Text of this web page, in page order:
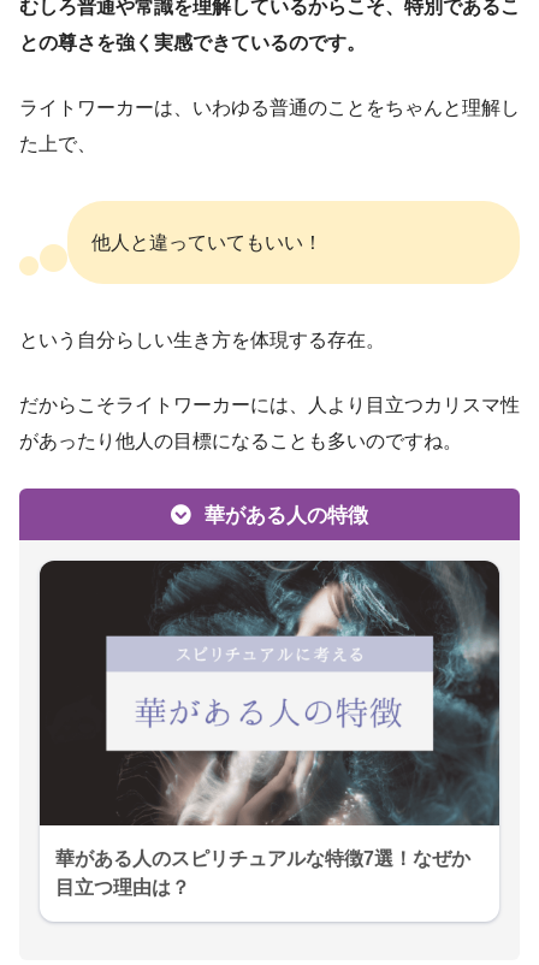
むしろ普通や常識を理解しているからこそ、特別であるこ
との尊さを強く実感できているのです。
ライトワーカーは、いわゆる普通のことをちゃんと理解し
た上で、
他人と違っていてもいい！
という自分らしい生き方を体現する存在。
だからこそライトワーカーには、人より目立つカリスマ性
があったり他人の目標になることも多いのですね。
華がある人の特徴
華がある人のスピリチュアルな特徴7選！なぜか
目立つ理由は？